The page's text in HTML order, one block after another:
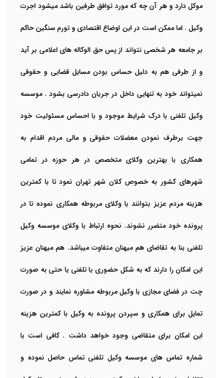
موکل دارد و هر آن چه که مورد توافق طرفین باشد میشود اجرت
وکیل . اما ممکن است در این اوضاع اقتصادی و تورم سنگین حاکم
بر جامعه هر شخصی نتواند از پس حق الوکاله های اعلامی بر آید
و از طرفی هم به دلیل حساس بودن مسایل قضایی و حقوقی
نمیتواند خود به تنهایی داخل در جریان دادرسی بشود . موسسه
وکیل تلفنی با درک شرایط موجود و با احساس مسئولیت خود
جهت برطرف نمودن معضلات حقوقی و مالی مردم اقدام به
همکاری با بهترین وکلای متخصص در هر حوزه در تمامی
شهرهای کشور به خصوص کلان شهر تهران نمود تا با کمترین
هزینه مردم عزیز بتوانند با وکلای مربوطه همکاری نموده تا در
پرونده خود متضرر نشوند. نحوه ارتباط با وکلای موسسه وکیل
تلفنی بنا به تقاضای هم میهنان متفاوت میباشد. هم میهنان عزیز
این امکان را دارند که به شکل حضوری یا تلفنی یا حتی به صورت
چت در فضای مجازی با وکیل مربوطه مشاوره نمایند و در صورت
تمایل برای همکاری و سپردن پرونده به وکیل با کمترین هزینه
این امکان برای متقاضی وجود خواهد داشت . کافی است با
شماره تماس های موسسه وکیل تلفنی تماس حاصل نموده و